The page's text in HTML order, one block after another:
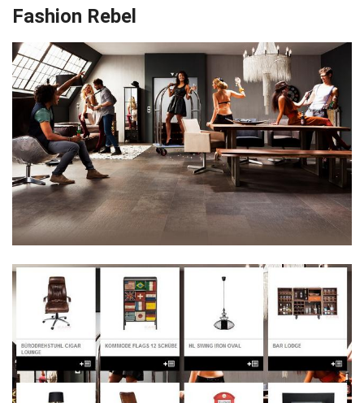
Fashion Rebel